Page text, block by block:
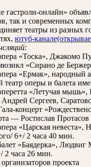
гастроли-онлайн»
так и современных
театры из разных
ютуб-канале
«Тоска», Джакомо
«Сирано де
«Ермак», народный
театр оперы и балета
«Летучая
Сергеев,
концерт
— Ростислав
«Царская невеста»,
6+/ 2 часа 40 мин.
«Баядерка»,
2 часа 26 мин.
проекта